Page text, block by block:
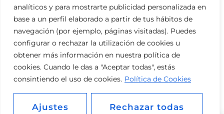
analíticos y para mostrarte publicidad personalizada en
base a un perfil elaborado a partir de tus hábitos de
navegación (por ejemplo, páginas visitadas). Puedes
configurar o rechazar la utilización de cookies u
obtener más información en nuestra política de
cookies. Cuando le das a "Aceptar todas", estás
consintiendo el uso de cookies. Política de Cookies
Ajustes Rechazar todas